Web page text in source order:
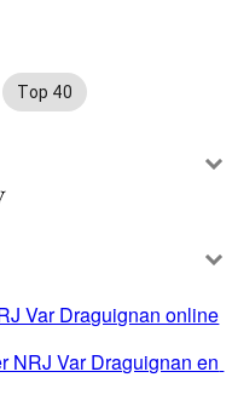
Top 40
Var Draguignan online
NRJ Var Draguignan en